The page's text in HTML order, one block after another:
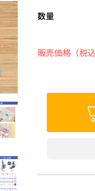
数量
販売価格（税込